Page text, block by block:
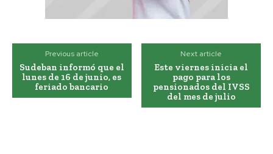
Previous article
Sudeban informó que el
lunes de 16 de junio, es
feriado bancario
Next article
Este viernes inicia el
pago para los
pensionados del IVSS
del mes de julio